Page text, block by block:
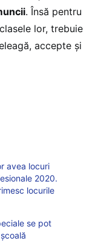
. Însă pentru
lor, trebuie
accepte și
avea locuri
2020.
locurile
se pot